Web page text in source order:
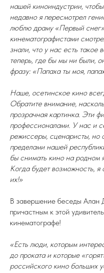
нашей киноиндустрии,
недавно я пересмотрел
люблю драму «Первый
кинематографистами
знали, что у нас есть
теперь, где бы мы ни были,
фразу: «Папаха ты моя,
Наше, осетинское кино
Обратите внимание,
прозрачная картинка. Эти
профессионалами. У нас и
режиссеры, сценаристы, но
пределами нашей
бы снимать кино на родном
Когда будет возможность,
их!»
В завершение беседы Алан
причастным к этой
кинематографе!
«Есть люди, которым
до проката и которые
российского кино больших